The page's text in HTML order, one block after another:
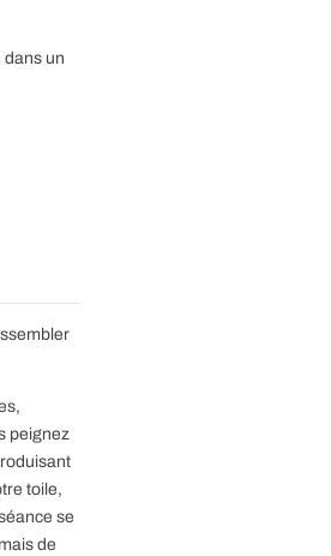
un
peignez
toile,
se
de